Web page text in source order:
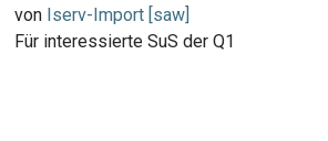
von Iserv-Import [saw]
Für interessierte SuS der Q1